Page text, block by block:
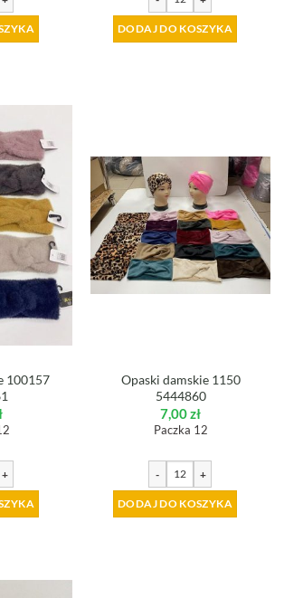
DODAJ DO KOSZYKA
100157
+
Opaski damskie 1150
5444860
7,00zł
Paczka 12
- +
DODAJ DO KOSZYKA